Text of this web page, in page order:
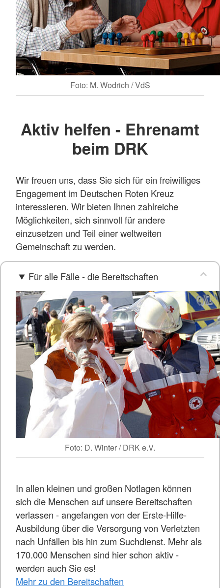
Foto: M. Wodrich / VdS
Aktiv helfen - Ehrenamt
beim DRK
Wir freuen uns, dass Sie sich für ein freiwilliges
Engagement im Deutschen Roten Kreuz
interessieren. Wir bieten Ihnen zahlreiche
Möglichkeiten, sich sinnvoll für andere
einzusetzen und Teil einer weltweiten
Gemeinschaft zu werden.
Für alle Fälle - die Bereitschaften
Foto: D. Winter / DRK e.V.
In allen kleinen und großen Notlagen können
sich die Menschen auf unsere Bereitschaften
verlassen - angefangen von der Erste-Hilfe-
Ausbildung über die Versorgung von Verletzten
nach Unfällen bis hin zum Suchdienst. Mehr als
170.000 Menschen sind hier schon aktiv -
werden auch Sie es!
Mehr zu den Bereitschaften